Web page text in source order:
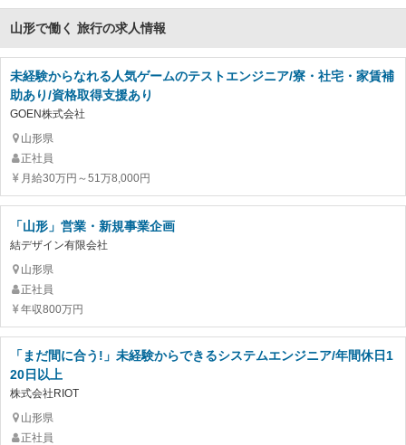
山形で働く 旅行の求人情報
未経験からなれる人気ゲームのテストエンジニア/寮・社宅・家賃補
助あり/資格取得支援あり
GOEN株式会社
山形県
正社員
月給30万円～51万8,000円
「山形」営業・新規事業企画
結デザイン有限会社
山形県
正社員
年収800万円
「まだ間に合う!」未経験からできるシステムエンジニア/年間休日1
20日以上
株式会社RIOT
山形県
正社員